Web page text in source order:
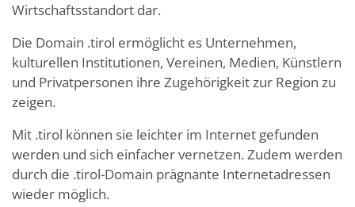
Wirtschaftsstandort dar.
Die Domain .tirol ermöglicht es Unternehmen,
kulturellen Institutionen, Vereinen, Medien, Künstlern
und Privatpersonen ihre Zugehörigkeit zur Region zu
zeigen.
Mit .tirol können sie leichter im Internet gefunden
werden und sich einfacher vernetzen. Zudem werden
durch die .tirol-Domain prägnante Internetadressen
wieder möglich.